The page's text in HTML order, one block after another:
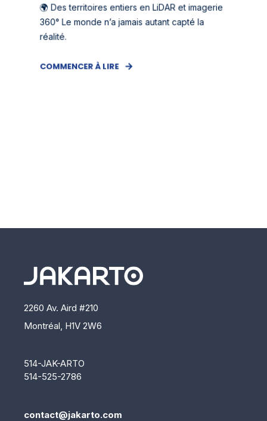
🌍 Des territoires entiers en LiDAR et imagerie
360° Le monde n’a jamais autant capté la
réalité.
COMMENCER À LIRE
2260 Av. Aird #210
Montréal, H1V 2W6
514-JAK-ARTO
514-525-2786
contact@jakarto.com